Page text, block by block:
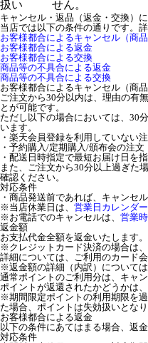
扱い
せん。
キャンセル・返品（返金・交換）
当店では以下の条件の通りです。
お客様都合によるキャンセル（商品
お客様都合による返金
お客様都合による交換
商品等の不具合による返金
商品等の不具合による交換
お客様都合によるキャンセル（商品
ご注文から30分以内は、理由の有
とが可能です。
ただし以下の場合においては、30
います。
・楽天会員登録を利用していない
・予約購入/定期購入/頒布会の注文
・配送日時指定で最短お届け日を
また、ご注文から30分以上過ぎた
確認ください。
対応条件
・商品発送前であれば、キャンセル
※当店休業日は、 営業日カレンダー
※お電話でのキャンセルは、 営業
返金額
お支払代金全額を返金いたします。
※クレジットカード決済の場合は
詳細については、ご利用のカード
※返金額の詳細（内訳）について
通常ポイントのご利用分は、キャ
ポイントが返還されたかどうかは、
※期間限定ポイントの利用期限を
た場合、ポイントは失効扱いとな
お客様都合による返金
以下の条件にあてはまる場合、返金
対応条件